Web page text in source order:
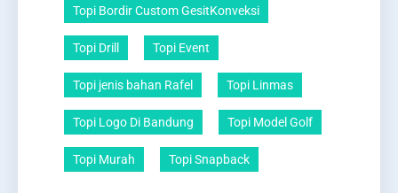
Topi Bordir Custom GesitKonveksi
Topi Drill Topi Event
Topi jenis bahan Rafel Topi Linmas
Topi Logo Di Bandung Topi Model Golf
Topi Murah Topi Snapback